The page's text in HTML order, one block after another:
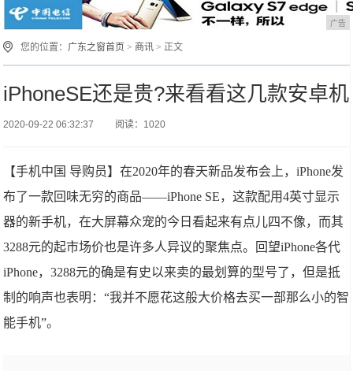
广告
您的位置： 广东之窗首页 > 商讯 > 正文
iPhoneSE还是贵?来看看这几款安卓机
2020-09-22 06:32:37 阅读：1020
【手机中国 导购员】在2020年的春天新品发布会上，iPhone发
布了一款回味无穷的商品——iPhone SE，这款配用4英寸显示
器的新手机，在大屏幕众宠的今日看起来有点儿四不像，而其
3288元的起市场价也是许多人异议的聚焦点。回望iPhone各代
iPhone，3288元的确是有史以来卖的最划算的型号了，但是抵
制的响声也表明：“我并不愿花这般大价格去买一部那么小的智
能手机”。